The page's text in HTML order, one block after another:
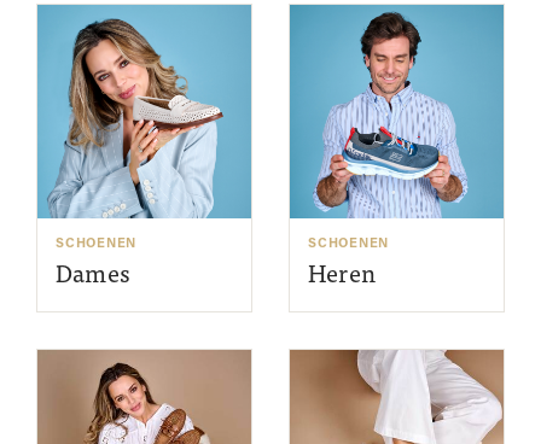
SCHOENEN
Dames
SCHOENEN
Heren